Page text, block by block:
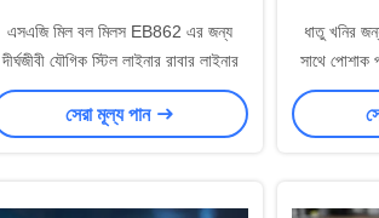
এসএজি মিল বল মিলস EB862 এর জন্য
দীর্ঘজীবী যৌগিক স্টিল লাইনার রাবার লাইনার
সেরা মূল্য পান
ধাতু খনির
সাথে
°C এবং Ra